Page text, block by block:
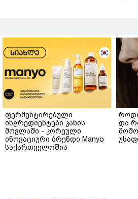
ფერმენტირებული
ინგრედიენტები კანის
მოვლაში - კორეული
ინოვაციური ბრენდი Manyo
საქართველოშია
და